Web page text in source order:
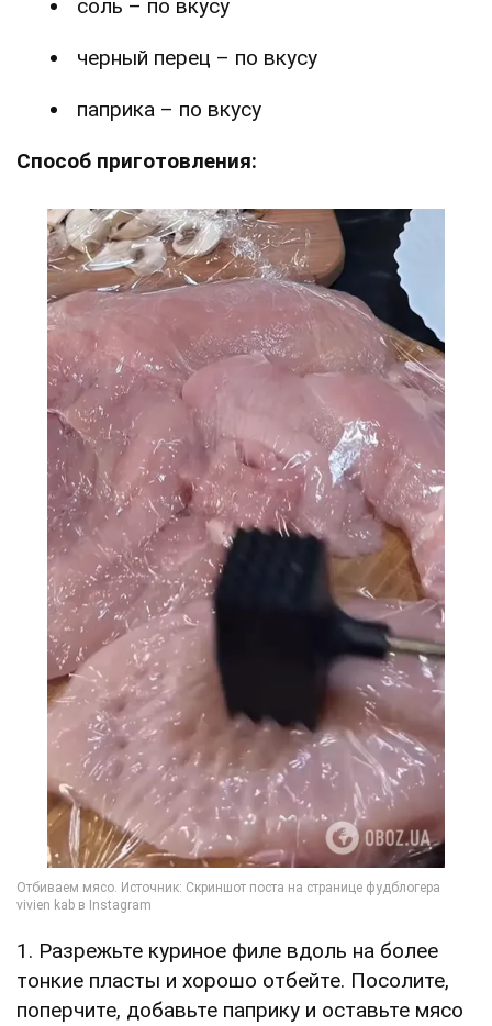
соль – по вкусу
черный перец – по вкусу
паприка – по вкусу
Способ приготовления:
1. Разрежьте куриное филе вдоль на более
тонкие пласты и хорошо отбейте. Посолите,
поперчите, добавьте паприку и оставьте мясо